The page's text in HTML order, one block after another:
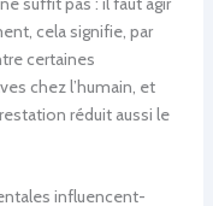
cela signifie, par
certaines
chez l’humain, et
réduit aussi le
influencent-